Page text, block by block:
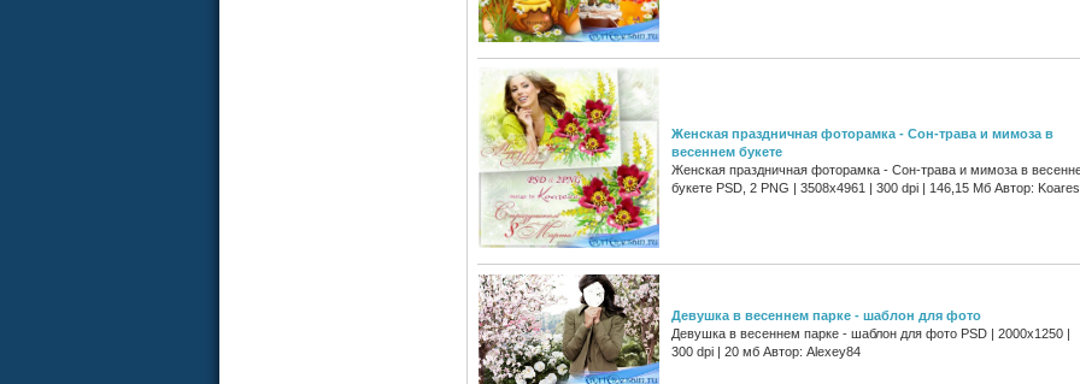
Женская праздничная фоторамка - Сон-трава и мимоза в
весеннем букете
Женская праздничная фоторамка - Сон-трава и мимоза в
букете PSD, 2 PNG | 3508x4961 | 300 dpi | 146,15 Мб Автор:
Девушка в весеннем парке - шаблон для фото
Девушка в весеннем парке - шаблон для фото PSD | 2000x1250 |
300 dpi | 20 мб Автор: Alexey84